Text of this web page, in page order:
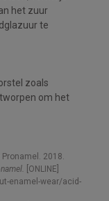
het zuur
te
zoals
om het
2018.
[ONLINE]
enamel-wear/acid-